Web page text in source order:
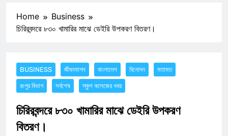
Home
Business
চিরিরবন্দরে ৮৩০ খামারির মাঝে ডেইরি উপকরণ বিতরণ।
BUSINESS জীবনযাপন বাংলাদেশ বিনোদন মতামত
রংপুর বিভাগ সর্বশেষ স্কুল কলেজের খবর
চিরিরবন্দরে ৮৩০ খামারির মাঝে ডেইরি উপকরণ
বিতরণ।